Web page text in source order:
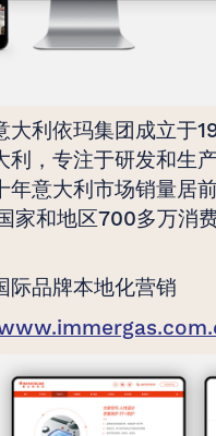
大利依玛集团成立于
利，专注于研发和生
年意大利市场销量居
家和地区700多万消
际品牌本地化营销